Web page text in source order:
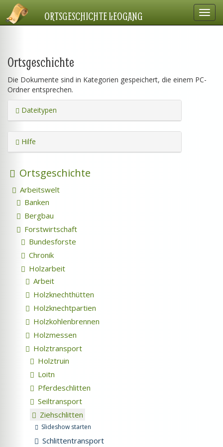
ORTSGESCHICHTE LEOGANG
Ortsgeschichte
Die Dokumente sind in Kategorien gespeichert, die einem PC-
Ordner entsprechen.
Dateitypen
Hilfe
Ortsgeschichte
Arbeitswelt
Banken
Bergbau
Forstwirtschaft
Bundesforste
Chronik
Holzarbeit
Arbeit
Holzknechthütten
Holzknechtpartien
Holzkohlenbrennen
Holzmessen
Holztransport
Holztruin
Loitn
Pferdeschlitten
Seiltransport
Ziehschlitten
Slideshow starten
Schlittentransport